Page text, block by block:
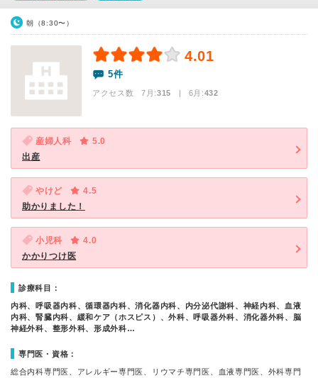
朝（8:30〜）
4.01
5件
アクセス数 7月:315 | 6月:432
産婦人科
5.0
出産
やけど
4.5
助かりました！
小児科
4.0
かかりつけ医
診療科目：
内科、呼吸器内科、循環器内科、消化器内科、内分泌代謝科、神経内科、血液
内科、腎臓内科、緩和ケア（ホスピス）、外科、呼吸器外科、消化器外科、脳
神経外科、整形外科、形成外科…
専門医・資格：
総合内科専門医、アレルギー専門医、リウマチ専門医、血液専門医、外科専門